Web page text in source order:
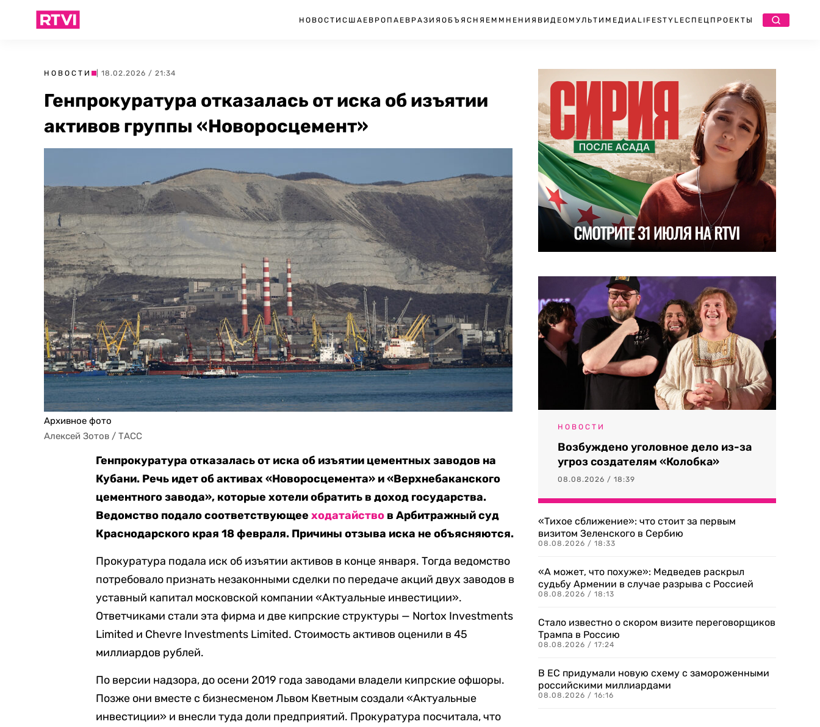
НОВОСТИ США ЕВРОПА ЕВРАЗИЯ ОБЪЯСНЯЕМ МНЕНИЯ ВИДЕО МУЛЬТИМЕДИА LIFESTYLEСПЕЦПРОЕКТЫ
НОВОСТИ | 18.02.2026 / 21:34
Генпрокуратура отказалась от иска об изъятии
активов группы «Новоросцемент»
Архивное фото
Алексей Зотов / ТАСС
Генпрокуратура отказалась от иска об изъятии цементных заводов на
Кубани. Речь идет об активах «Новоросцемента» и «Верхнебаканского
цементного завода», которые хотели обратить в доход государства.
Ведомство подало соответствующееходатайство в Арбитражный суд
Краснодарского края 18 февраля. Причины отзыва иска не объясняются.
Прокуратура подала иск об изъятии активов в конце января. Тогда ведомство
потребовало признать незаконными сделки по передаче акций двух заводов в
уставный капитал московской компании «Актуальные инвестиции».
Ответчиками стали эта фирма и две кипрские структуры — Nortox Investments
Limited и Chevre Investments Limited. Стоимость активов оценили в 45
миллиардов рублей.
По версии надзора, до осени 2019 года заводами владели кипрские офшоры.
Позже они вместе с бизнесменом Львом Кветным создали «Актуальные
инвестиции» и внесли туда доли предприятий. Прокуратура посчитала, что
НОВОСТИ
Возбуждено уголовное дело из-за
угроз создателям «Колобка»
08.08.2026 / 18:39
«Тихое сближение»: что стоит за первым
визитом Зеленского в Сербию
08.08.2026 / 18:33
«А может, что похуже»: Медведев раскрыл
судьбу Армении в случае разрыва с Россией
08.08.2026 / 18:13
Стало известно о скором визите переговорщиков
Трампа в Россию
08.08.2026 / 17:24
В ЕС придумали новую схему с замороженными
российскими миллиардами
08.08.2026 / 16:16